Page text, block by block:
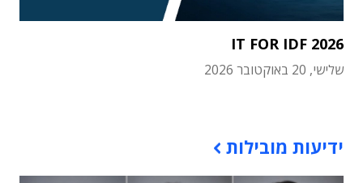
IT FOR IDF 2026
שלישי, 20 באוקטובר 2026
ידיעות מובילות